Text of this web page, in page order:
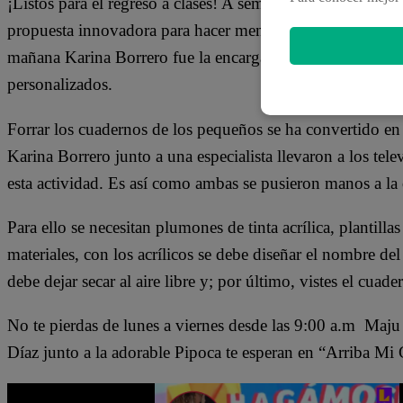
propuesta innovadora para hacer menos tediosa el
mañana Karina Borrero fue la encargada de presentar
personalizados.
Forrar los cuadernos de los pequeños se ha convertido
Karina Borrero junto a una especialista llevaron a los
esta actividad. Es así como ambas se pusieron manos a
Para ello se necesitan plumones de tinta acrílica,
materiales, con los acrílicos se debe diseñar el nombre
debe dejar secar al aire libre y; por último, vistes el
No te pierdas de lunes a viernes desde las 9:00 a.m
Díaz junto a la adorable Pipoca te esperan en “Arriba Mi